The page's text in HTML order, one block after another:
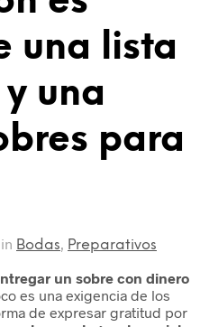
una lista
una
para
in Bodas, Preparativos
un sobre con dinero
es una exigencia de los
de expresar gratitud por